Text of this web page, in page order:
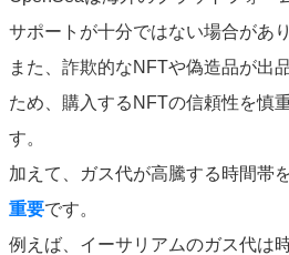
サポートが十分ではない場合があり
また、詐欺的なNFTや偽造品が出
ため、購入するNFTの信頼性を慎
す。
加えて、ガス代が高騰する時間帯
重要です。
例えば、イーサリアムのガス代は